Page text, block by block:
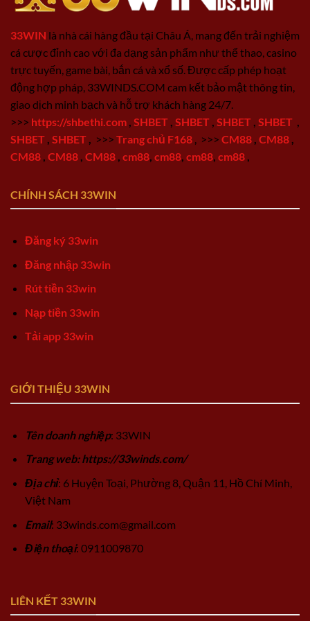
33WIN là nhà cái hàng đầu tại Châu Á, mang đến trải nghiệm
cá cược đỉnh cao với đa dạng sản phẩm như thể thao, casino
trực tuyến, game bài, bắn cá và xổ số. Được cấp phép hoạt
động hợp pháp, 33WINDS.COM cam kết bảo mật thông tin,
giao dịch minh bạch và hỗ trợ khách hàng 24/7.
>>> https://shbethi.com SHBET SHBET SHBET SHBET
SHBET SHBET >>> Trang chủ F168 >>> CM88 CM88
CM88 CM88 CM88 cm88 cm88 cm88 cm88
CHÍNH SÁCH 33WIN
Đăng ký 33win
Đăng nhập 33win
Rút tiền 33win
Nạp tiền 33win
Tải app 33win
GIỚI THIỆU 33WIN
Tên doanh nghiệp: 33WIN
Trang web: https://33winds.com/
Địa chỉ: 6 Huyện Toại, Phường 8, Quận 11, Hồ Chí Minh,
Việt Nam
Email: 33winds.com@gmail.com
Điện thoại: 0911009870
LIÊN KẾT 33WIN